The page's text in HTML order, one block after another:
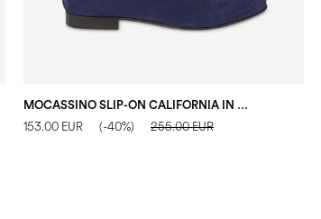
153.00 EUR (-40%) 255.00 EUR